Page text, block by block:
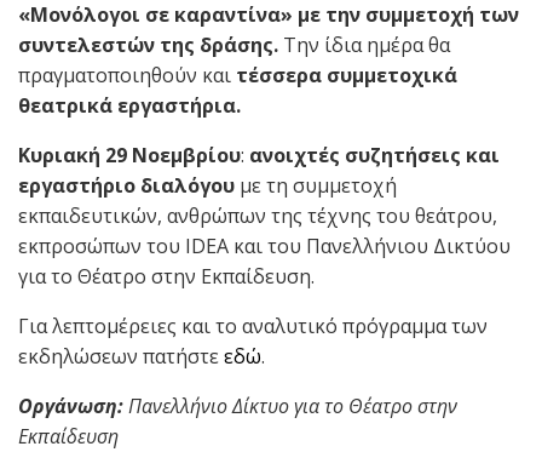
«Μονόλογοι σε καραντίνα» με την συμμετοχή των
συντελεστών της δράσης. Την ίδια ημέρα θα
πραγματοποιηθούν και τέσσερα συμμετοχικά
θεατρικά εργαστήρια.
Κυριακή 29 Νοεμβρίου: ανοιχτές συζητήσεις και
εργαστήριο διαλόγου με τη συμμετοχή
εκπαιδευτικών, ανθρώπων της τέχνης του θεάτρου,
εκπροσώπων του IDEA και του Πανελλήνιου Δικτύου
για το Θέατρο στην Εκπαίδευση.
Για λεπτομέρειες και το αναλυτικό πρόγραμμα των
εκδηλώσεων πατήστεεδώ.
Οργάνωση:Πανελλήνιο Δίκτυο για το Θέατρο στην
Εκπαίδευση